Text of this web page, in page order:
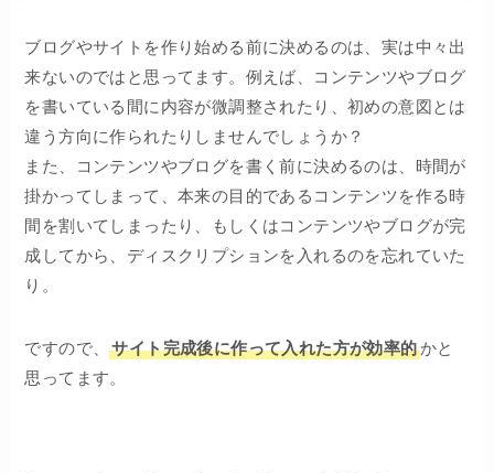
ブログやサイトを作り始める前に決めるのは、実は中々出
来ないのではと思ってます。例えば、コンテンツやブログ
を書いている間に内容が微調整されたり、初めの意図とは
違う方向に作られたりしませんでしょうか？
また、コンテンツやブログを書く前に決めるのは、時間が
掛かってしまって、本来の目的であるコンテンツを作る時
間を割いてしまったり、もしくはコンテンツやブログが完
成してから、ディスクリプションを入れるのを忘れていた
り。
ですので、サイト完成後に作って入れた方が効率的かと
思ってます。